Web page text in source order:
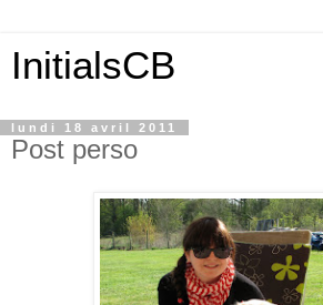
InitialsCB
lundi 18 avril 2011
Post perso